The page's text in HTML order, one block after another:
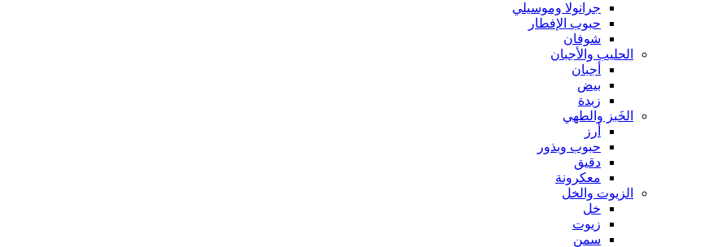
جرانولا وموسيلي
حبوب الإفطار
شوفان
الحليب والأجبان
أجبان
بيض
زبدة
الخَبز والطهي
أرز
حبوب وبذور
دقيق
معكرونة
الزيوت والخل
خل
زيوت
سمن